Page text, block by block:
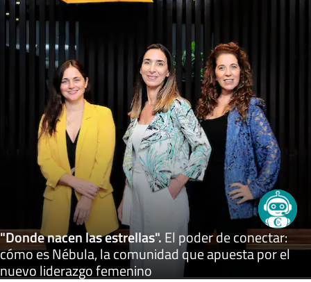
"Donde nacen las estrellas".El poder de conectar:
cómo es Nébula, la comunidad que apuesta por el
nuevo liderazgo femenino